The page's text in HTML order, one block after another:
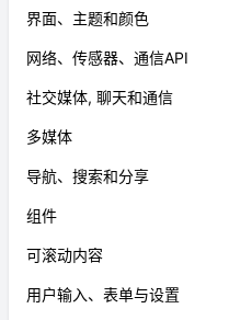
界面、主题和颜色
网络、传感器、通信API
社交媒体, 聊天和通信
多媒体
导航、搜索和分享
组件
可滚动内容
用户输入、表单与设置